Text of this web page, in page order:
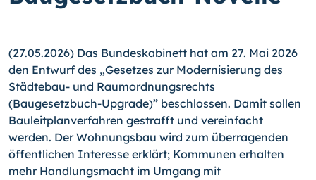
(27.05.2026) Das Bundeskabinett hat am 27. Mai 2026
den Entwurf des „Gesetzes zur Modernisierung des
Städtebau- und Raumordnungsrechts
(Baugesetzbuch-Upgrade)” beschlossen. Damit sollen
Bauleitplanverfahren gestrafft und vereinfacht
werden. Der Wohnungsbau wird zum überragenden
öffentlichen Interesse erklärt; Kommunen erhalten
mehr Handlungsmacht im Umgang mit